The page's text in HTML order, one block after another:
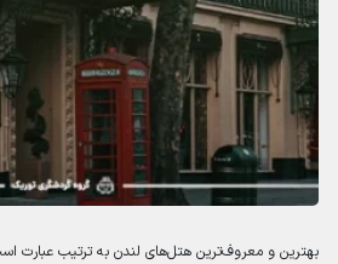
بهترین و معروف‌ترین هتل‌های لندن به ترتیب عبارت